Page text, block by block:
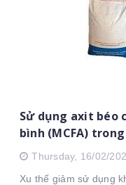
Sử dụng axit béo
bình (MCFA)
cho heo
Thursday, 16/02/
Xu thế giảm sử dụng